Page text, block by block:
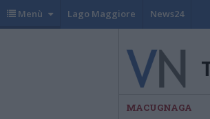
Menù Lago Maggiore News24
MACUGNAGA